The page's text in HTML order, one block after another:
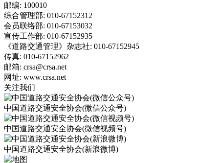
邮编: 100010
综合管理部: 010-67152312
会员联络部: 010-67153032
宣传工作部: 010-67152935
《道路交通管理》杂志社: 010-67152945
传真: 010-67152962
邮箱: crsa@crsa.net
网址: www.crsa.net
关注我们
中国道路交通安全协会(微信公众号)
中国道路交通安全协会(微信视频号)
中国道路交通安全协会(新浪微博)